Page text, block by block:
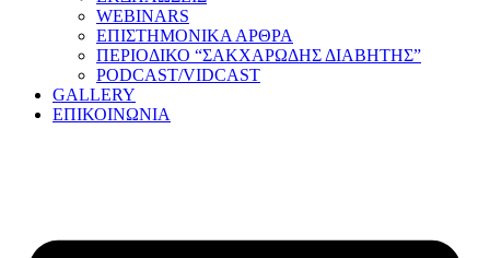
WEBINARS
ΕΠΙΣΤΗΜΟΝΙΚΑ ΑΡΘΡΑ
ΠΕΡΙΟΔΙΚΟ “ΣΑΚΧΑΡΩΔΗΣ ΔΙΑΒΗΤΗΣ”
PODCAST/VIDCAST
GALLERY
ΕΠΙΚΟΙΝΩΝΙΑ